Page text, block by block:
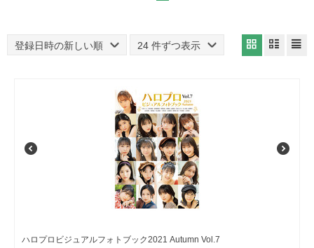
登録日時の新しい順 24 件ずつ表示
ハロプロビジュアルフォトブック2021 Autumn Vol.7